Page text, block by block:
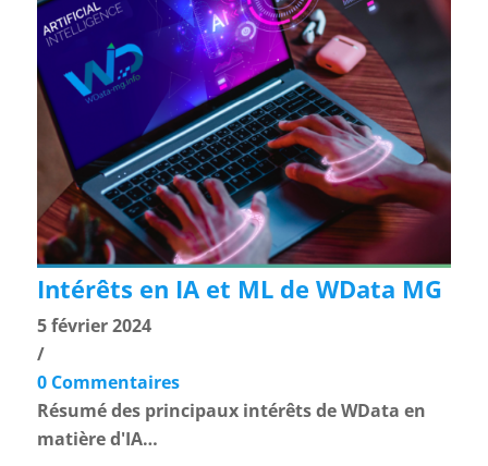
Intérêts en IA et ML de WData MG
5 février 2024
/
0 Commentaires
Résumé des principaux intérêts de WData en
matière d'IA…